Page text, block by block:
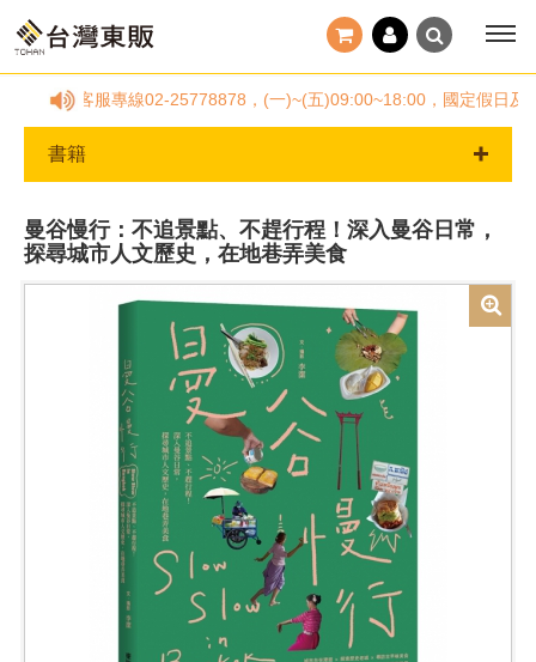
請撥客服專線02-25778878，(一)~(五)09:00~18:00，國定假日及非
書籍
曼谷慢行：不追景點、不趕行程！深入曼谷日常，
探尋城市人文歷史，在地巷弄美食